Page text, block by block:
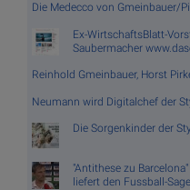
Die Medecco von Gmeinbauer/
Ex-WirtschaftsBlatt-
Saubermacher
Reinhold Gmeinbauer, Horst
Neumann wird Digitalchef der
Die Sorgenkinder der
"Antithese zu
liefert den Fussball-